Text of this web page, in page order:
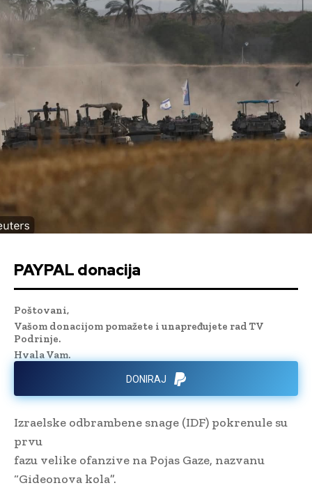
PAYPAL donacija
Poštovani,
Vašom donacijom pomažete i unapređujete rad TV
Podrinje.
Hvala Vam.
DONIRAJ
Izraelske odbrambene snage (IDF) pokrenule su
prvu
fazu velike ofanzive na Pojas Gaze, nazvanu
“Gideonova kola”.